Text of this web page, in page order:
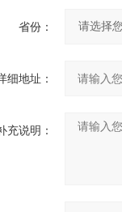
省份：
细地址：
充说明：